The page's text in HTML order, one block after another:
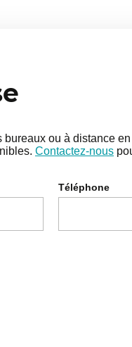
ou à distance
Contactez-nous
Téléphone